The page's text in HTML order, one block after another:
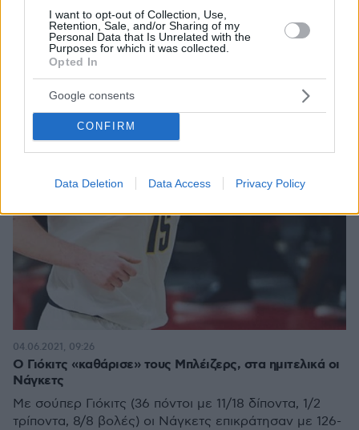
I want to opt-out of Collection, Use,
Retention, Sale, and/or Sharing of my
Personal Data that Is Unrelated with the
Purposes for which it was collected.
Opted In
Google consents
CONFIRM
Data Deletion Data Access Privacy Policy
Ο Γιόκιτς «καθάρισε» τους Μπλέιζερς, στα ημιτελικά οι
Νάγκετς
Με σούπερ Γιόκιτς (36 πόντοι με 11/18 δίποντα, 1/2
τρίποντα, 8/8 βολές) οι Νάγκετς επικράτησαν με 126-
04.06.2021, 09:26